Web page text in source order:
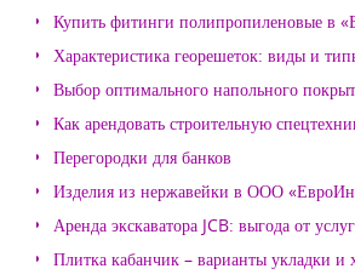
Купить фитинги полипропиленовые в
Характеристика георешеток: виды и
Выбор оптимального напольного
Как арендовать строительную
Перегородки для банков
Изделия из нержавейки в ООО
Аренда экскаватора JCB: выгода от
Плитка кабанчик – варианты укладки и